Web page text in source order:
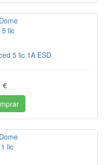
5 lic 1A ESD
€